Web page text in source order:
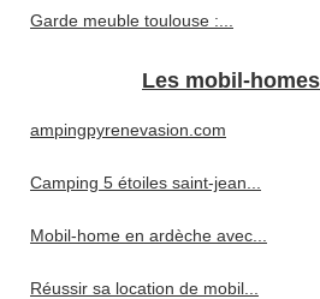
Garde meuble toulouse :...
Les mobil-
ampingpyrenevasion.com
Camping 5 étoiles saint-jean...
Mobil-home en ardèche avec...
Réussir sa location de mobil...